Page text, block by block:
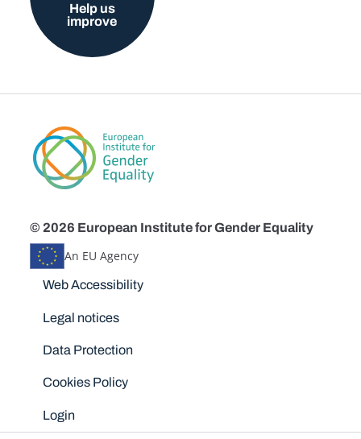
Help us
improve
© 2026 European Institute for Gender Equality
An EU Agency
Disclaimers
Web Accessibility
Legal notices
Data Protection
Cookies Policy
Login